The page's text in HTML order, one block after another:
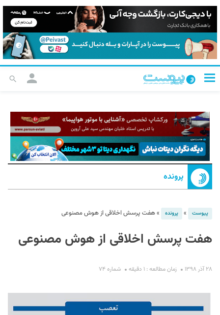
پرونده
پیوست » پرونده »هفت پرسش اخلاقی از هوش مصنوعی
هفت پرسش اخلاقی از هوش مصنوعی
۲۸ آذر ۱۳۹۸ زمان مطالعه : ۱ دقیقه شماره ۷۴